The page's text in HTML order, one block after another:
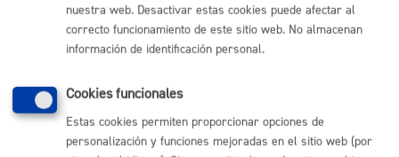
ONLINE
PRESENCIAL
TELÉFONO
MÁQUINA
Volver al índice Volver atrás
nuestra web. Desactivar estas cookies puede afectar al
correcto funcionamiento de este sitio web. No almacenan
información de identificación personal.
Cookies funcionales
Estas cookies permiten proporcionar opciones de
personalización y funciones mejoradas en el sitio web (por